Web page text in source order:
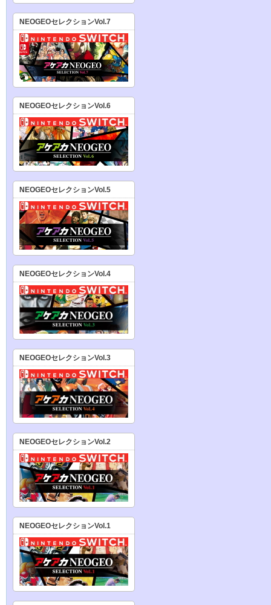
NEOGEOセレクションVol.7
NEOGEOセレクションVol.6
NEOGEOセレクションVol.5
NEOGEOセレクションVol.4
NEOGEOセレクションVol.3
NEOGEOセレクションVol.2
NEOGEOセレクションVol.1